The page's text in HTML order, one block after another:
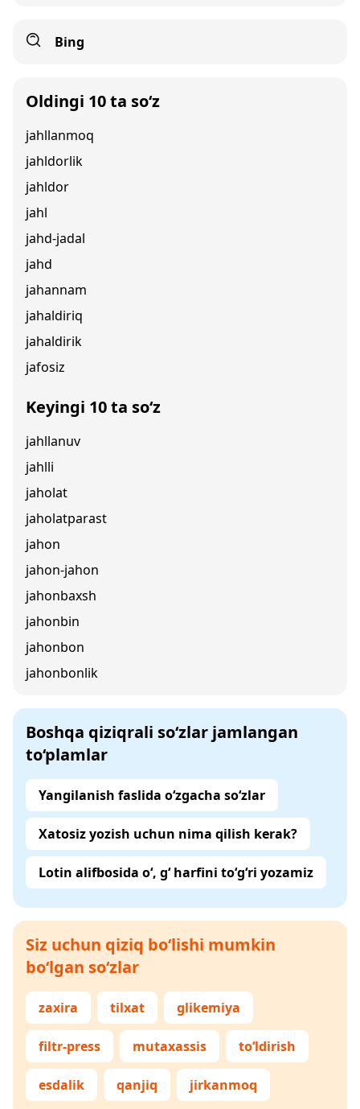
Bing
Oldingi 10 ta so‘z
jahllanmoq
jahldorlik
jahldor
jahl
jahd-jadal
jahd
jahannam
jahaldiriq
jahaldirik
jafosiz
Keyingi 10 ta so‘z
jahllanuv
jahlli
jaholat
jaholatparast
jahon
jahon-jahon
jahonbaxsh
jahonbin
jahonbon
jahonbonlik
Boshqa qiziqrali so‘zlar jamlangan
to‘plamlar
Yangilanish faslida o‘zgacha so‘zlar
Xatosiz yozish uchun nima qilish kerak?
Lotin alifbosida o‘, g‘ harfini to‘g‘ri yozamiz
Siz uchun qiziq bo‘lishi mumkin
bo‘lgan so‘zlar
zaxira tilxat glikemiya
filtr-press mutaxassis to‘ldirish
esdalik qanjiq jirkanmoq